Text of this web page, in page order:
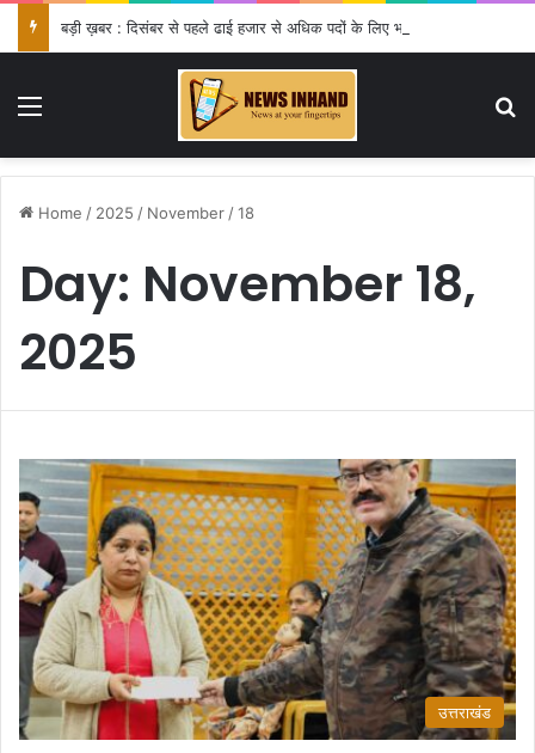
बड़ी ख़बर : दिसंबर से पहले ढाई हजार से अधिक पदों के लिए भरे जाएंगे फार्म
Menu
Home / 2025 / November /18
Day: November 18,
2025
उत्तराखंड